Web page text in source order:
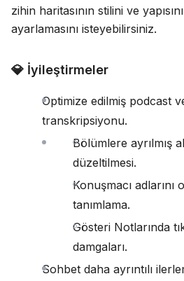
zihin haritasının stilini ve
ayarlamasını isteyebilirsiniz.
💎 İyileştirmeler
Optimize edilmiş podcast
transkripsiyonu.
Bölümlere ayrılmış
düzeltilmesi.
Konuşmacı
tanımlama.
Gösteri Notlarında
damgaları.
Sohbet daha ayrıntılı